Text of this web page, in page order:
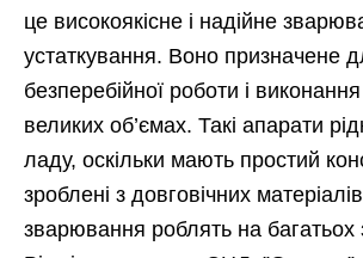
це високоякісне і надійне
устаткування. Воно призначене
безперебійної роботи і
великих об’ємах. Такі апарати
ладу, оскільки мають простий
зроблені з довговічних
зварювання роблять на багатьох